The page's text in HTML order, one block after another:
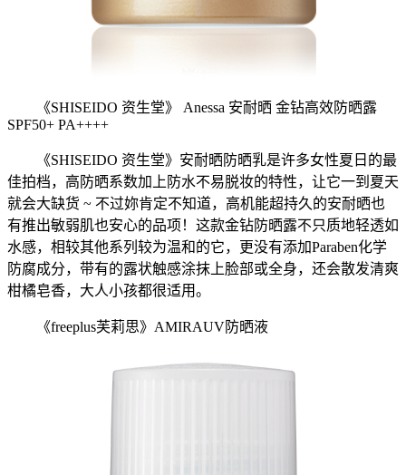
《SHISEIDO 资生堂》 Anessa 安耐晒 金钻高效防晒露
SPF50+ PA++++
《SHISEIDO 资生堂》安耐晒防晒乳是许多女性夏日的最
佳拍档，高防晒系数加上防水不易脱妆的特性，让它一到夏天
就会大缺货 ~ 不过妳肯定不知道，高机能超持久的安耐晒也
有推出敏弱肌也安心的品项！这款金钻防晒露不只质地轻透如
水感，相较其他系列较为温和的它，更没有添加Paraben化学
防腐成分，带有的露状触感涂抹上脸部或全身，还会散发清爽
柑橘皂香，大人小孩都很适用。
《freeplus芙莉思》AMIRAUV防晒液